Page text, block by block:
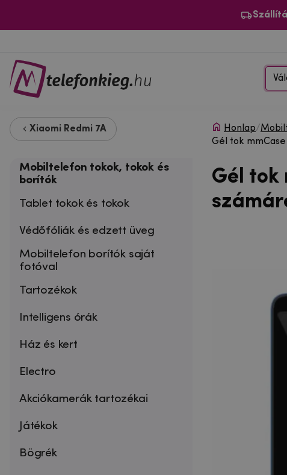
Xiaomi Redmi 7A
Mobiltelefon tokok, tokok és
borítók
Tablet tokok és tokok
Védőfóliák és edzett üveg
Mobiltelefon borítók saját
fotóval
Tartozékok
Intelligens órák
Ház és kert
Electro
Akciókamerák tartozékai
Játékok
Bögrék
Honlap/
Gél tok mmCase
Gél tok